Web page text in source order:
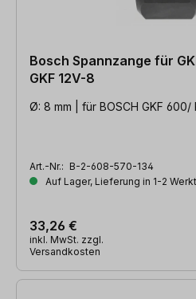
Bosch Spannzange für
GKF 12V-8
Ø: 8 mm | für BOSCH GKF 600/
Art.-Nr.: B-2-608-570-134
Auf Lager, Lieferung in 1-2
33,26 €
inkl. MwSt. zzgl.
Versandkosten